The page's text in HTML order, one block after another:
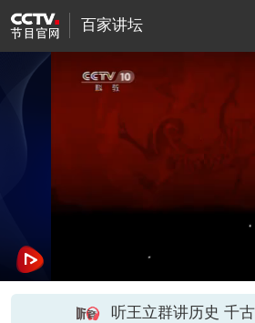
百家讲坛
听王立群讲历史 千